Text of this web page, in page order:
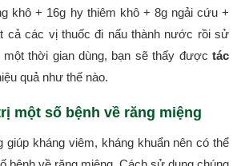
khô + 16g hy thiêm khô + 8g ngải cứu +
cả các vị thuốc đi nấu thành nước rồi sử
một thời gian dùng, bạn sẽ thấy được tác
quả như thế nào.
một số bệnh về răng miệng
giúp kháng viêm, kháng khuẩn nên có thể